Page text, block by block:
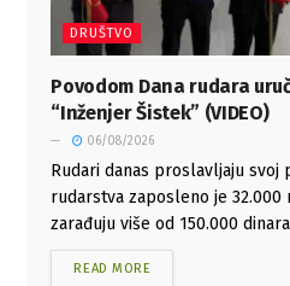
DRUŠTVO
Povodom Dana rudara
“Inženjer Šistek” (VIDEO)
06/08/2026
Rudari danas proslavljaju svoj
rudarstva zaposleno je
zarađuju više od 150.000
READ MORE